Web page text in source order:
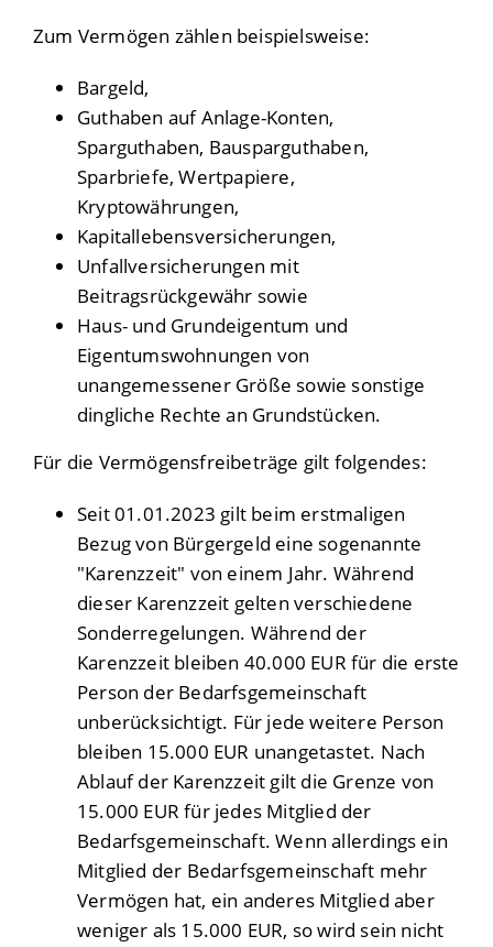
Zum Vermögen zählen beispielsweise:
Bargeld,
Guthaben auf Anlage-Konten,
Sparguthaben, Bausparguthaben,
Sparbriefe, Wertpapiere,
Kryptowährungen,
Kapitallebensversicherungen,
Unfallversicherungen mit
Beitragsrückgewähr sowie
Haus- und Grundeigentum und
Eigentumswohnungen von
unangemessener Größe sowie sonstige
dingliche Rechte an Grundstücken.
Für die Vermögensfreibeträge gilt folgendes:
Seit 01.01.2023 gilt beim erstmaligen
Bezug von Bürgergeld eine sogenannte
"Karenzzeit" von einem Jahr. Während
dieser Karenzzeit gelten verschiedene
Sonderregelungen. Während der
Karenzzeit bleiben 40.000 EUR für die erste
Person der Bedarfsgemeinschaft
unberücksichtigt. Für jede weitere Person
bleiben 15.000 EUR unangetastet. Nach
Ablauf der Karenzzeit gilt die Grenze von
15.000 EUR für jedes Mitglied der
Bedarfsgemeinschaft. Wenn allerdings ein
Mitglied der Bedarfsgemeinschaft mehr
Vermögen hat, ein anderes Mitglied aber
weniger als 15.000 EUR, so wird sein nicht